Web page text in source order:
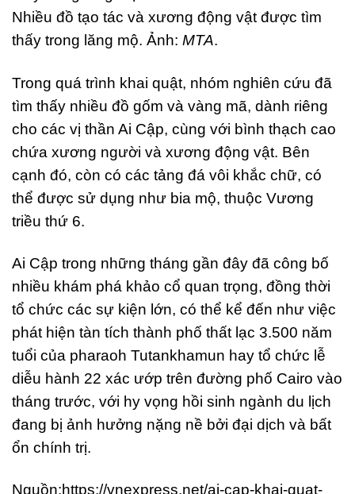
Nhiều đồ tạo tác và xương động vật được tìm
thấy trong lăng mộ. Ảnh: MTA.
Trong quá trình khai quật, nhóm nghiên cứu đã
tìm thấy nhiều đồ gốm và vàng mã, dành riêng
cho các vị thần Ai Cập, cùng với bình thạch cao
chứa xương người và xương động vật. Bên
cạnh đó, còn có các tảng đá vôi khắc chữ, có
thể được sử dụng như bia mộ, thuộc Vương
triều thứ 6.
Ai Cập trong những tháng gần đây đã công bố
nhiều khám phá khảo cổ quan trọng, đồng thời
tổ chức các sự kiện lớn, có thể kể đến như việc
phát hiện tàn tích thành phố thất lạc 3.500 năm
tuổi của pharaoh Tutankhamun hay tổ chức lễ
diễu hành 22 xác ướp trên đường phố Cairo vào
tháng trước, với hy vọng hồi sinh ngành du lịch
đang bị ảnh hưởng nặng nề bởi đại dịch và bất
ổn chính trị.
Nguồn:https://vnexpress.net/ai-cap-khai-quat-